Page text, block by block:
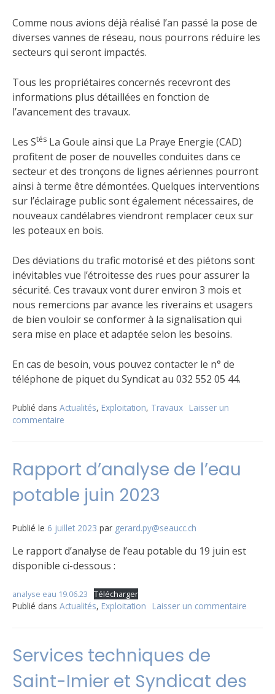
Comme nous avions déjà réalisé l’an passé la pose de
diverses vannes de réseau, nous pourrons réduire les
secteurs qui seront impactés.
Tous les propriétaires concernés recevront des
informations plus détaillées en fonction de
l’avancement des travaux.
Les Stés La Goule ainsi que La Praye Energie (CAD)
profitent de poser de nouvelles conduites dans ce
secteur et des tronçons de lignes aériennes pourront
ainsi à terme être démontées. Quelques interventions
sur l’éclairage public sont également nécessaires, de
nouveaux candélabres viendront remplacer ceux sur
les poteaux en bois.
Des déviations du trafic motorisé et des piétons sont
inévitables vue l’étroitesse des rues pour assurer la
sécurité. Ces travaux vont durer environ 3 mois et
nous remercions par avance les riverains et usagers
de bien vouloir se conformer à la signalisation qui
sera mise en place et adaptée selon les besoins.
En cas de besoin, vous pouvez contacter le n° de
téléphone de piquet du Syndicat au 032 552 05 44.
Publié dans Actualités, Exploitation, Travaux Laisser un
commentaire
–
Nioles
(Cormoret)
Rapport d’analyse de l’eau
potable juin 2023
Publié le 6 juillet 2023 par gerard.py@seaucc.ch
Le rapport d’analyse de l’eau potable du 19 juin est
disponible ci-dessous :
analyse eau 19.06.23 Télécharger
Publié dans Actualités, Exploitation Laisser un commentaire
Services techniques de
Saint-Imier et Syndicat des